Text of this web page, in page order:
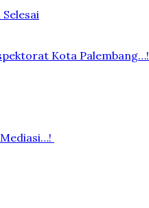
Kota Palembang…!